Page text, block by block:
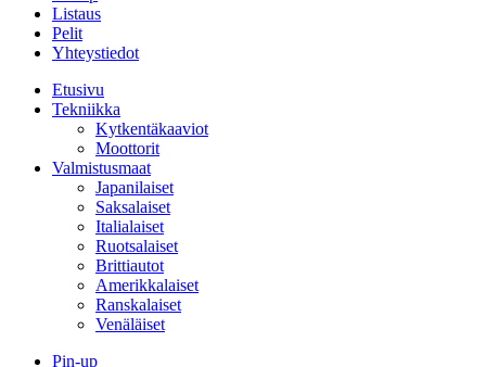
Listaus
Pelit
Yhteystiedot
Etusivu
Tekniikka
Kytkentäkaaviot
Moottorit
Valmistusmaat
Japanilaiset
Saksalaiset
Italialaiset
Ruotsalaiset
Brittiautot
Amerikkalaiset
Ranskalaiset
Venäläiset
Pin-up